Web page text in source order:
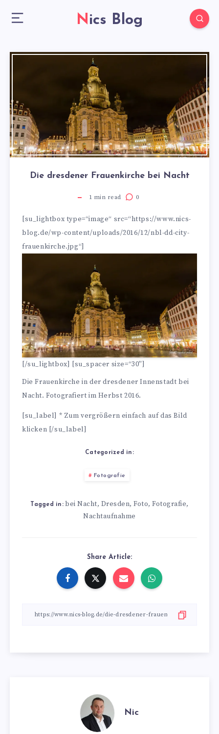
Nics Blog
Die dresdener Frauenkirche bei Nacht
1 min read 0
[su_lightbox type=“image“ src=“https://www.nics-
blog.de/wp-content/uploads/2016/12/nbl-dd-city-
frauenkirche.jpg“]
[/su_lightbox] [su_spacer size=“30″]
Die Frauenkirche in der dresdener Innenstadt bei
Nacht. Fotografiert im Herbst 2016.
[su_label] * Zum vergrößern einfach auf das Bild
klicken [/su_label]
Categorized in:
Fotografie
Tagged in: bei Nacht, Dresden,Foto,Fotografie,
Nachtaufnahme
Share Article:
Nic